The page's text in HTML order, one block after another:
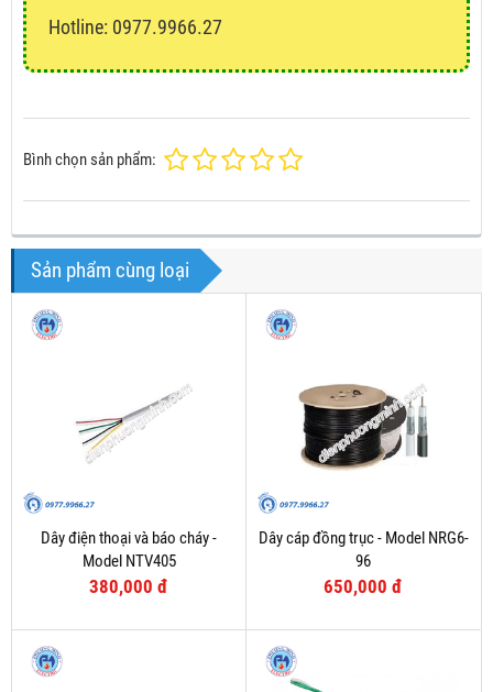
Hotline: 0977.9966.27
Bình chọn sản phẩm:
Sản phẩm cùng loại
Dây điện thoại và báo cháy -
Model NTV405
380,000 đ
Dây cáp đồng trục - Model NRG6-
96
650,000 đ